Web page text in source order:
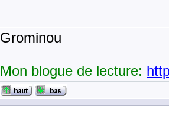
Grominou
Mon blogue de lecture: